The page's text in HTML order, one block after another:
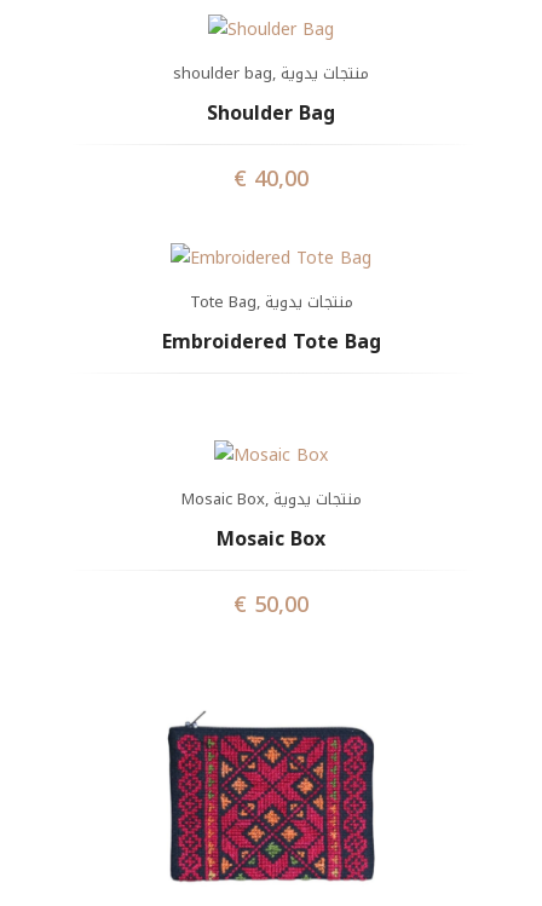
shoulder bag, منتجات يدوية
Shoulder Bag
€ 40,00
Tote Bag, منتجات يدوية
Embroidered Tote Bag
Mosaic Box, منتجات يدوية
Mosaic Box
€ 50,00